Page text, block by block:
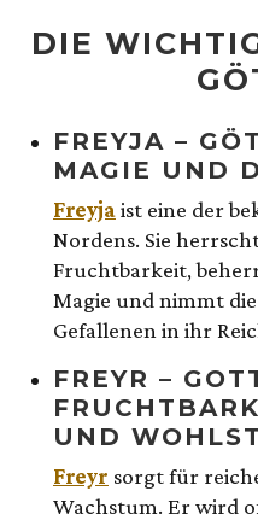
DIE
FREYJA –
MAGIE UND
Freyjaist eine der
Nordens. Sie
Fruchtbarkeit,
Magie und nimmt
Gefallenen in ihr
FREYR –
UND
Freyr sorgt für
Wachstum. Er wird